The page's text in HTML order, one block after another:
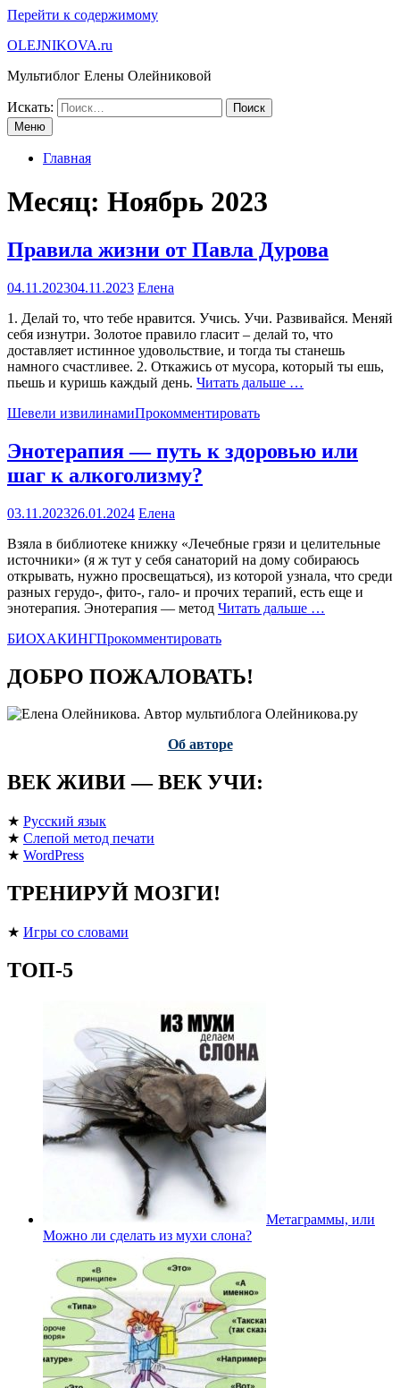
Перейти к содержимому
OLEJNIKOVA.ru
Мультиблог Елены Олейниковой
Искать:
Меню
Главная
Месяц: Ноябрь 2023
Правила жизни от Павла Дурова
04.11.202304.11.2023 Елена
1. Делай то, что тебе нравится. Учись. Учи. Развивайся. Меняй
себя изнутри. Золотое правило гласит – делай то, что
доставляет истинное удовольствие, и тогда ты станешь
намного счастливее. 2. Откажись от мусора, который ты ешь,
пьешь и куришь каждый день. Читать дальше …
Шевели извилинамиПрокомментировать
Энотерапия — путь к здоровью или
шаг к алкоголизму?
03.11.202326.01.2024 Елена
Взяла в библиотеке книжку «Лечебные грязи и целительные
источники» (я ж тут у себя санаторий на дому собираюсь
открывать, нужно просвещаться), из которой узнала, что среди
разных герудо-, фито-, гало- и прочих терапий, есть еще и
энотерапия. Энотерапия — метод Читать дальше …
БИОХАКИНГПрокомментировать
ДОБРО ПОЖАЛОВАТЬ!
Об авторе
ВЕК ЖИВИ — ВЕК УЧИ:
★ Русский язык
★ Слепой метод печати
★ WordPress
ТРЕНИРУЙ МОЗГИ!
★ Игры со словами
ТОП-5
Метаграммы, или
Можно ли сделать из мухи слона?